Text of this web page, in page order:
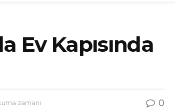
Ev Kapısında
zamanı 0